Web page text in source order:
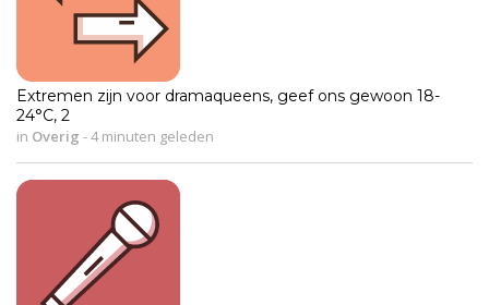
Extremen zijn voor dramaqueens, geef ons gewoon 18-
24°C, 2
in Overig -4 minuten geleden